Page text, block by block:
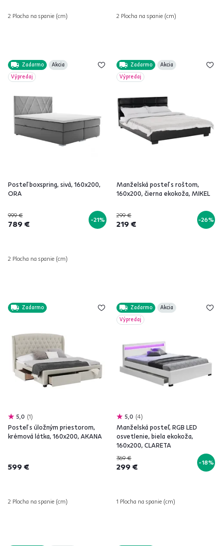
2 Plocha na spanie (cm) 2 Plocha na spanie (cm)
Zadarmo
Akcia
Výpredaj
Posteľ boxspring, sivá, 160x200,
ORA
999 €
789 € -21%
2 Plocha na spanie (cm)
Zadarmo
Akcia
Výpredaj
Manželská posteľ s roštom,
160x200, čierna ekokoža, MIKEL
299 €
219 € -26%
Zadarmo
5,0 1
Posteľ s úložným priestorom,
krémová látka, 160x200, AKANA
599 €
2 Plocha na spanie (cm)
Zadarmo
Akcia
Výpredaj
5,0 4
Manželská posteľ, RGB LED
osvetlenie, biela ekokoža,
160x200, CLARETA
369 €
299 € -18%
1 Plocha na spanie (cm)